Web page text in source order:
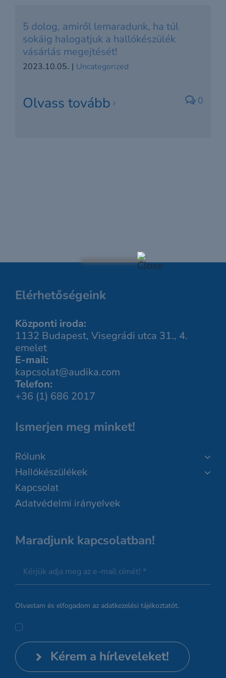
5 dolog, amiről lemaradunk, ha túl
sokáig halogatjuk a hallókészülék
vásárlás megejtését!
2023.10.05. | Uncategorized
Olvass tovább 0
Elérhetőségeink
Központi iroda:
1132 Budapest, Visegrádi utca 31., 4.
emelet
E-mail:
kapcsolat@audika.com
Telefon:
+36 (1) 686 2017
Ismerjen meg minket!
Rólunk
Hallókészülékek
Kapcsolat
Adatvédelmi irányelvek
Maradjunk kapcsolatban!
Olvastam és elfogadom az adatkezelési tájékoztatót.
Kérem a hírleveleket!